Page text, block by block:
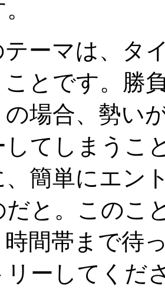
ーマは、タ
ことです。勝
の場合、勢い
してしまうこ
簡単にエン
と。このこ
時間帯まで待
リーしてくだ